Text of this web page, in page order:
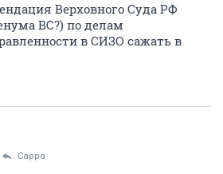
Верховного Суда РФ
ВС?) по делам
в СИЗО сажать в
Сарра